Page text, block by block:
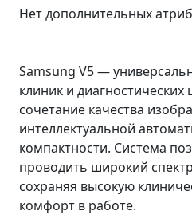
Нет дополнительных
Samsung V5 —
клиник и диагностических
сочетание качества
интеллектуальной
компактности. Система
проводить широкий
сохраняя высокую
комфорт в работе.